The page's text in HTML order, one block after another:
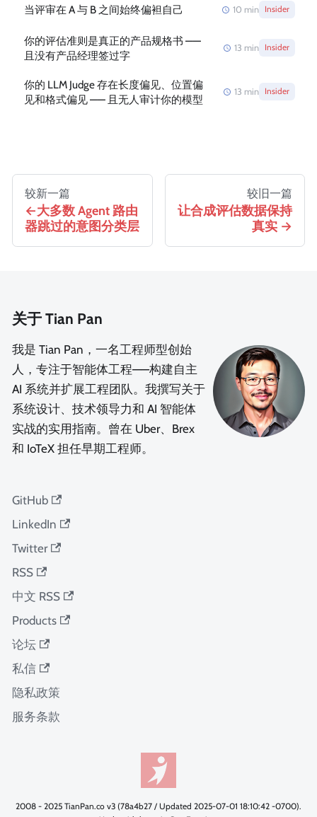
当评审在 A 与 B 之间始终偏袒自己 10 min Insider
你的评估准则是真正的产品规格书 ——
且没有产品经理签过字
13 min Insider
你的 LLM Judge 存在长度偏见、位置偏
见和格式偏见 —— 且无人审计你的模型
13 min Insider
较新一篇
大多数 Agent 路由
器跳过的意图分类层
较旧一篇
让合成评估数据保持
真实
关于 Tian Pan
我是 Tian Pan，一名工程师型创始
人，专注于智能体工程——构建自主
AI 系统并扩展工程团队。我撰写关于
系统设计、技术领导力和 AI 智能体
实战的实用指南。曾在 Uber、Brex
和 IoTeX 担任早期工程师。
GitHub
LinkedIn
Twitter
RSS
中文 RSS
Products
论坛
私信
隐私政策
服务条款
2008 - 2025 TianPan.co v3 (78a4b27 / Updated 2025-07-01 18:10:42 -0700).